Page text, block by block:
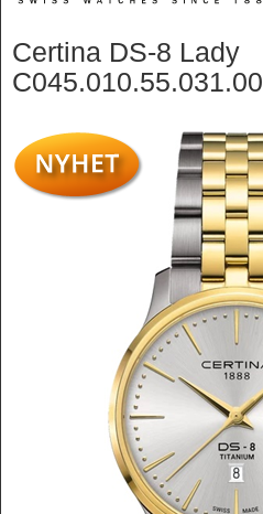
Certina DS-8 Lady
C045.010.55.031.00